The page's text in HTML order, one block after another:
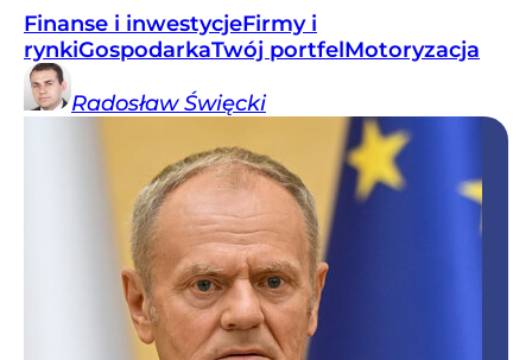
Finanse i inwestycjeFirmy i
rynkiGospodarkaTwój portfelMotoryzacja
Radosław Święcki